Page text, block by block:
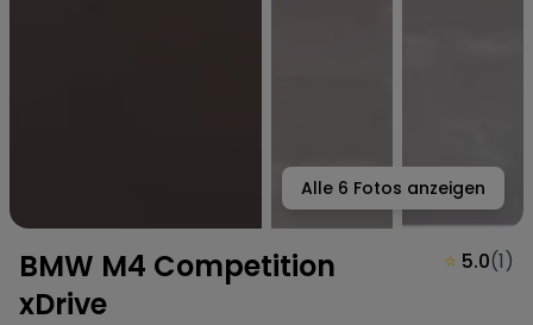
Alle 6 Fotos anzeigen
BMW M4 Competition
xDrive
⭐ 5.0(1)